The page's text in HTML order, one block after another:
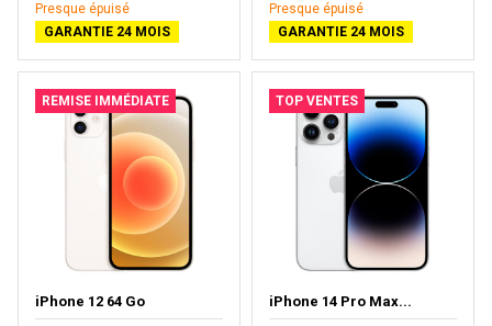
Presque épuisé
GARANTIE 24 MOIS
Presque épuisé
GARANTIE 24 MOIS
REMISE IMMÉDIATE
iPhone 12 64 Go
TOP VENTES
iPhone 14 Pro Max...